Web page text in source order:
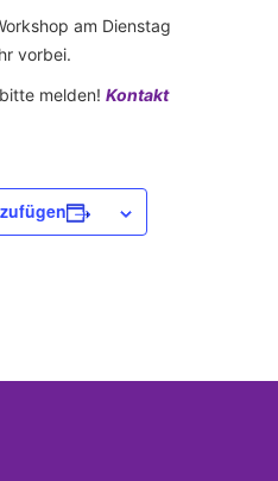
am Dienstag
vorbei.
melden! Kontakt